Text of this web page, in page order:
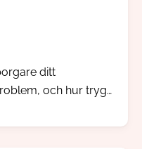
ditt
och hur trygg